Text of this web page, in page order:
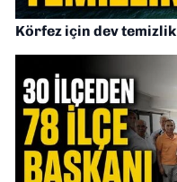
Körfez için dev temizlik